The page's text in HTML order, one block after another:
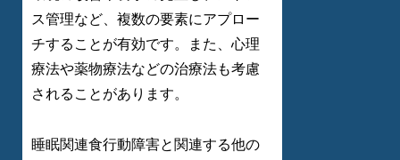
ス管理など、複数の要素にアプロー
チすることが有効です。また、心理
療法や薬物療法などの治療法も考慮
されることがあります。
睡眠関連食行動障害と関連する他の